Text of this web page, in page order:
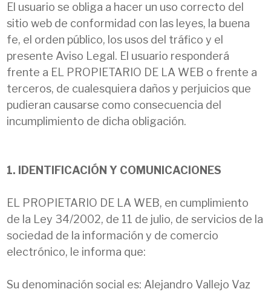
El usuario se obliga a hacer un uso correcto del
sitio web de conformidad con las leyes, la buena
fe, el orden público, los usos del tráfico y el
presente Aviso Legal. El usuario responderá
frente a EL PROPIETARIO DE LA WEB o frente a
terceros, de cualesquiera daños y perjuicios que
pudieran causarse como consecuencia del
incumplimiento de dicha obligación.
1. IDENTIFICACIÓN Y COMUNICACIONES
EL PROPIETARIO DE LA WEB, en cumplimiento
de la Ley 34/2002, de 11 de julio, de servicios de la
sociedad de la información y de comercio
electrónico, le informa que:
Su denominación social es: Alejandro Vallejo Vaz